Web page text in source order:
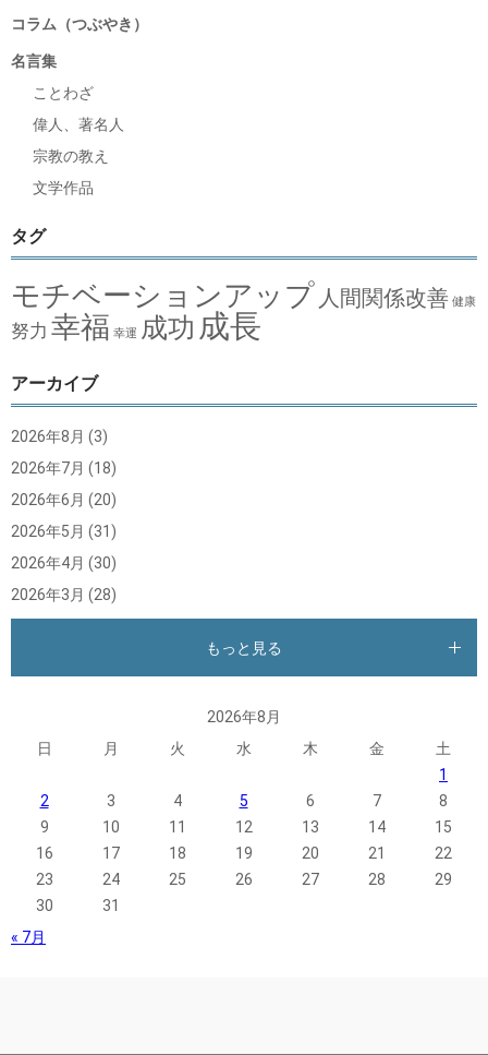
コラム（つぶやき）
名言集
ことわざ
偉人、著名人
宗教の教え
文学作品
タグ
モチベーションアップ 人間関係改善 健康
努力 幸福 幸運 成功 成長
アーカイブ
2026年8月 (3)
2026年7月 (18)
2026年6月 (20)
2026年5月 (31)
2026年4月 (30)
2026年3月 (28)
もっと見る
2026年8月
日
月 火 水 木 金
土
1
2
3 4 5 6 7
8
9
10 11 12 13 14
15
16
17 18 19 20 21
22
23
24 25 26 27 28
29
30
31
« 7月